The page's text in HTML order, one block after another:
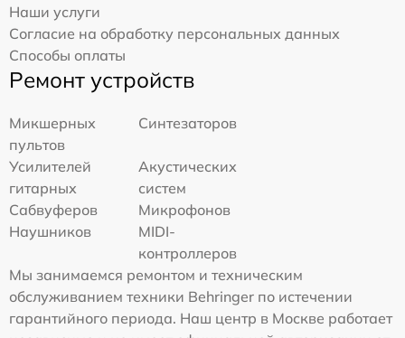
Наши услуги
Согласие на обработку персональных данных
Способы оплаты
Ремонт устройств
Микшерных
пультов
Синтезаторов
Усилителей
гитарных
Акустических
систем
Сабвуферов
Микрофонов
Наушников
MIDI-
контроллеров
Мы занимаемся ремонтом и техническим
обслуживанием техники Behringer по истечении
гарантийного периода. Наш центр в Москве работает